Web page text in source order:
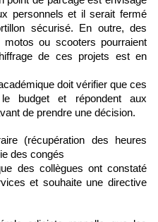
personnels et il serait fermé
sécurisé. En outre, des
ou scooters pourraient
de ces projets est en
doit vérifier que ces
budget et répondent aux
de prendre une décision.
(récupération des heures
des congés
des collègues ont constaté
et souhaite une directive